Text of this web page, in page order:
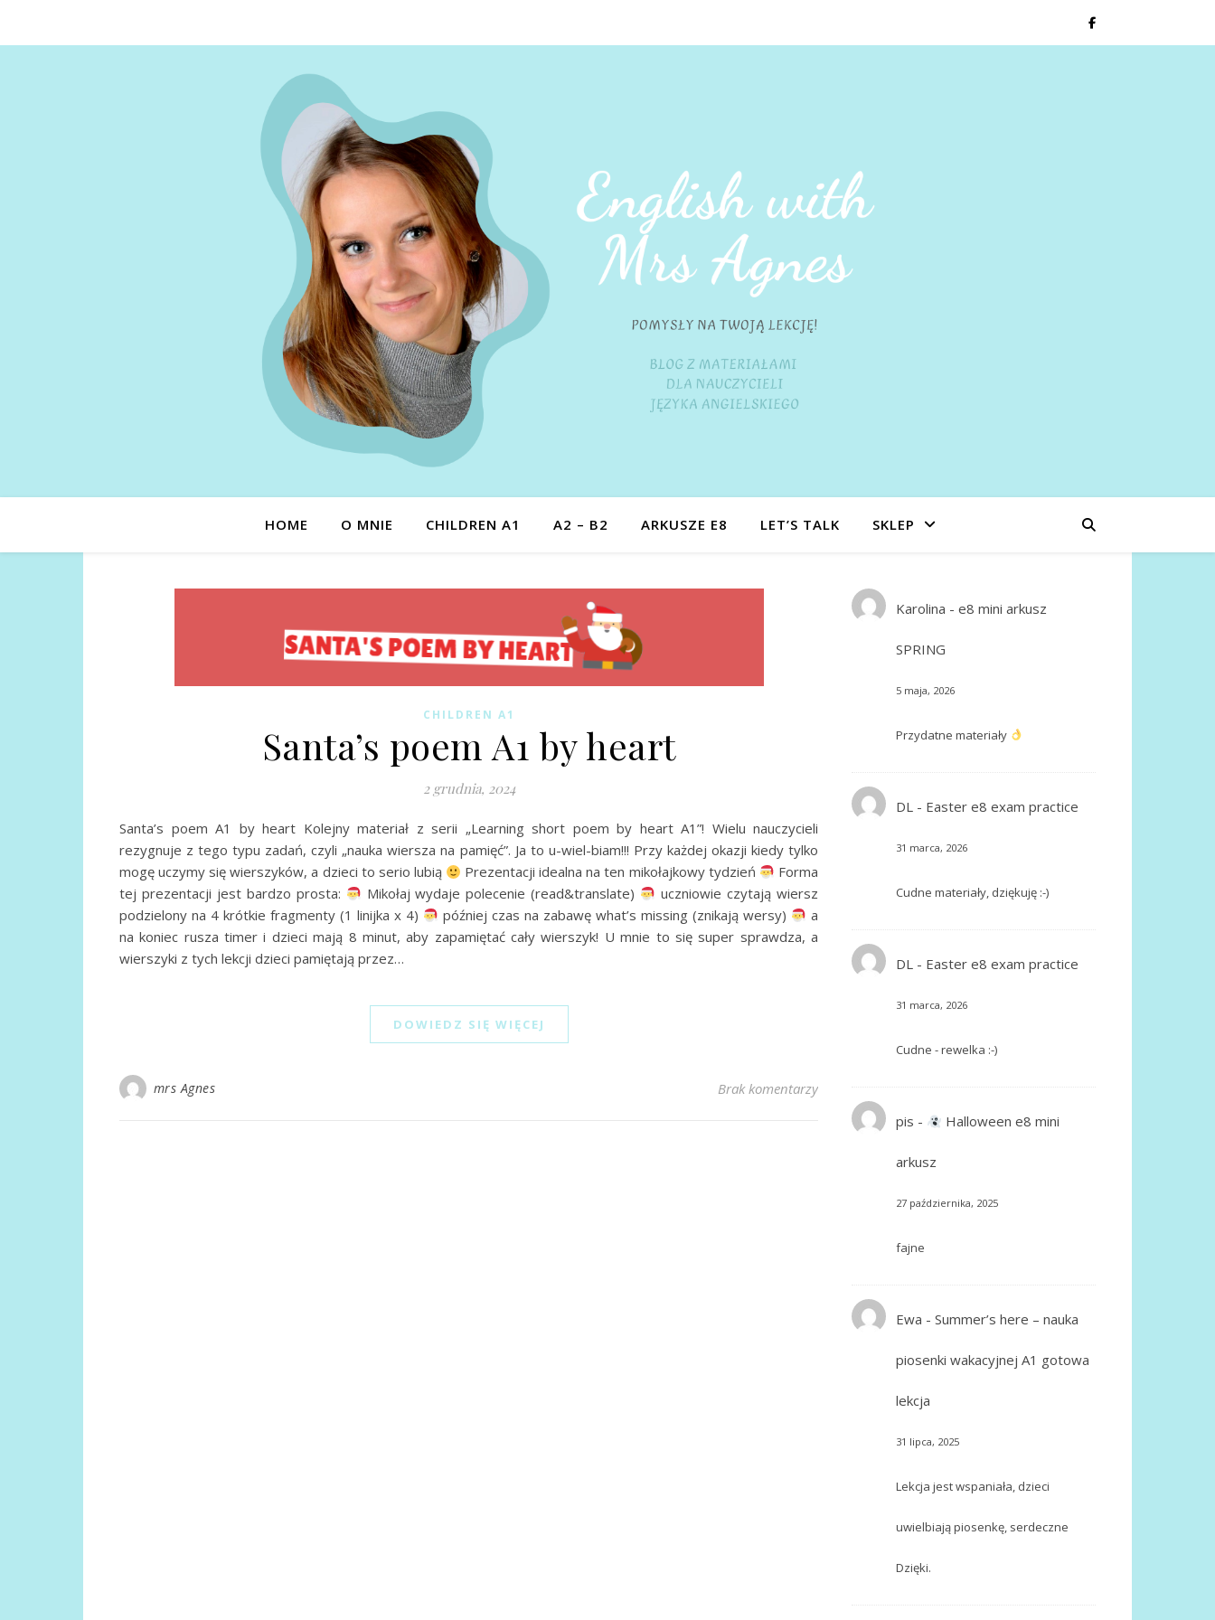
HOME O MNIE CHILDREN A1 A2 – B2 ARKUSZE E8 LET’S TALK SKLEP
CHILDREN A1
Santa’s poem A1 by heart
2 grudnia, 2024
Santa’s poem A1 by heart Kolejny materiał z serii „Learning short poem by heart A1”! Wielu nauczycieli
rezygnuje z tego typu zadań, czyli „nauka wiersza na pamięć”. Ja to u-wiel-biam!!! Przy każdej okazji kiedy tylko
mogę uczymy się wierszyków, a dzieci to serio lubią
Prezentacji idealna na ten mikołajkowy tydzień
Forma
tej prezentacji jest bardzo prosta:
Mikołaj wydaje polecenie (read&translate)
uczniowie czytają wiersz
podzielony na 4 krótkie fragmenty (1 linijka x 4)
później czas na zabawę what’s missing (znikają wersy)
a
na koniec rusza timer i dzieci mają 8 minut, aby zapamiętać cały wierszyk! U mnie to się super sprawdza, a
wierszyki z tych lekcji dzieci pamiętają przez…
DOWIEDZ SIĘ WIĘCEJ
mrs Agnes Brak komentarzy
Karolina - e8 mini arkusz
SPRING
5 maja, 2026
Przydatne materiały
DL- Easter e8 exam practice
31 marca, 2026
Cudne materiały, dziękuję :-)
DL- Easter e8 exam practice
31 marca, 2026
Cudne - rewelka :-)
pis - Halloween e8 mini
arkusz
27 października, 2025
fajne
Ewa - Summer’s here – nauka
piosenki wakacyjnej A1 gotowa
lekcja
31 lipca, 2025
Lekcja jest wspaniała, dzieci
uwielbiają piosenkę, serdeczne
Dzięki.